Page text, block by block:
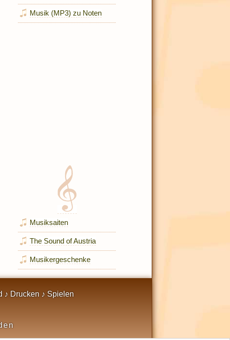
Musik (MP3) zu Noten
Musiksaiten
The Sound of Austria
Musikergeschenke
♪ Drucken ♪ Spielen